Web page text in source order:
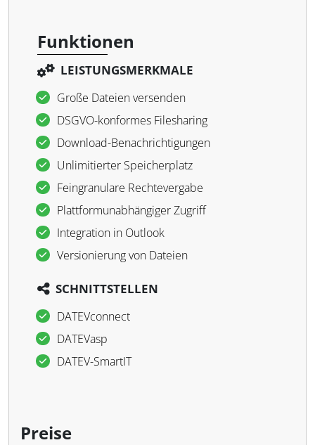
Funktionen
LEISTUNGSMERKMALE
Große Dateien versenden
DSGVO-konformes Filesharing
Download-Benachrichtigungen
Unlimitierter Speicherplatz
Feingranulare Rechtevergabe
Plattformunabhängiger Zugriff
Integration in Outlook
Versionierung von Dateien
SCHNITTSTELLEN
DATEVconnect
DATEVasp
DATEV-SmartIT
Preise